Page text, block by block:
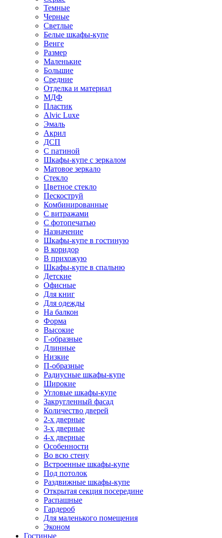
Темные
Черные
Светлые
Белые шкафы-купе
Венге
Размер
Маленькие
Большие
Средние
Отделка и материал
МДФ
Пластик
Alvic Luxe
Эмаль
Акрил
ДСП
С патиной
Шкафы-купе с зеркалом
Матовое зеркало
Стекло
Цветное стекло
Пескоструй
Комбинированные
С витражами
С фотопечатью
Назначение
Шкафы-купе в гостиную
В коридор
В прихожую
Шкафы-купе в спальню
Детские
Офисные
Для книг
Для одежды
На балкон
Форма
Высокие
Г-образные
Длинные
Низкие
П-образные
Радиусные шкафы-купе
Широкие
Угловые шкафы-купе
Закругленный фасад
Количество дверей
2-х дверные
3-х дверные
4-х дверные
Особенности
Во всю стену
Встроенные шкафы-купе
Под потолок
Раздвижные шкафы-купе
Открытая секция посередине
Распашные
Гардероб
Для маленького помещения
Эконом
Гостиные